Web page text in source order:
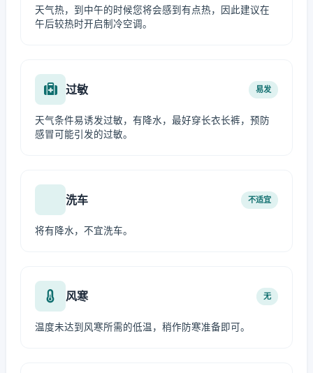
天气热，到中午的时候您将会感到有点热，因此建议在
午后较热时开启制冷空调。
过敏 易发
天气条件易诱发过敏，有降水，最好穿长衣长裤，预防
感冒可能引发的过敏。
洗车 不适宜
将有降水，不宜洗车。
风寒 无
温度未达到风寒所需的低温，稍作防寒准备即可。